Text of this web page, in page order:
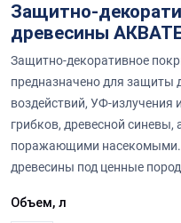
Защитно-
древесины
Защитно-декоративное
предназначено для защиты
воздействий, УФ-излучения
грибков, древесной
поражающими насекомыми.
древесины под ценные
Объем, л